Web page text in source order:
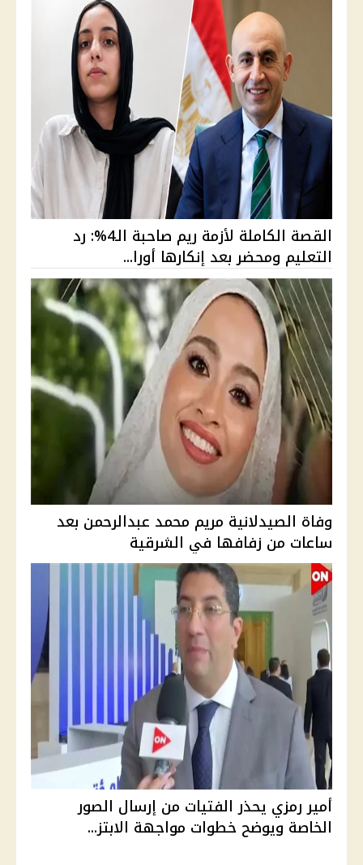
القصة الكاملة لأزمة ريم صاحبة الـ4%: رد
التعليم ومحضر بعد إنكارها أورا...
وفاة الصيدلانية مريم محمد عبدالرحمن بعد
ساعات من زفافها في الشرقية
أمير رمزي يحذر الفتيات من إرسال الصور
الخاصة ويوضح خطوات مواجهة الابتز...